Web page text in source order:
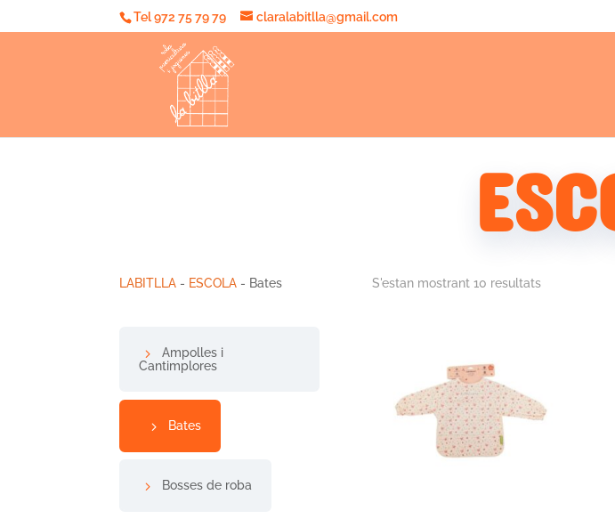
Tel 972 75 79 79 claralabitlla@gmail.com
LABITLLA - ESCOLA - Bates
Ampolles i
Cantimplores
Bates
Bosses de roba
S'estan mostrant 10 resultats